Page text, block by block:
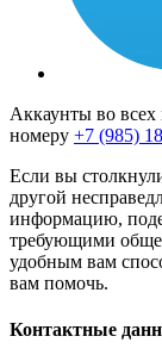
Аккаунты во
номеру +7 (985)
Если вы
другой
информацию,
требующими
удобным вам
вам помочь.
Контактные